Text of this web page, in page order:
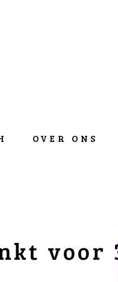
OVER ONS
voor